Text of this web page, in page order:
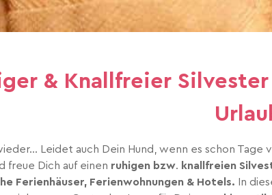
& Knallfreier
Leidet auch Dein Hund, wenn es schon
freue Dich auf einen ruhigen bzw. knallfreien
Ferienhäuser, Ferienwohnungen & Hotels. In